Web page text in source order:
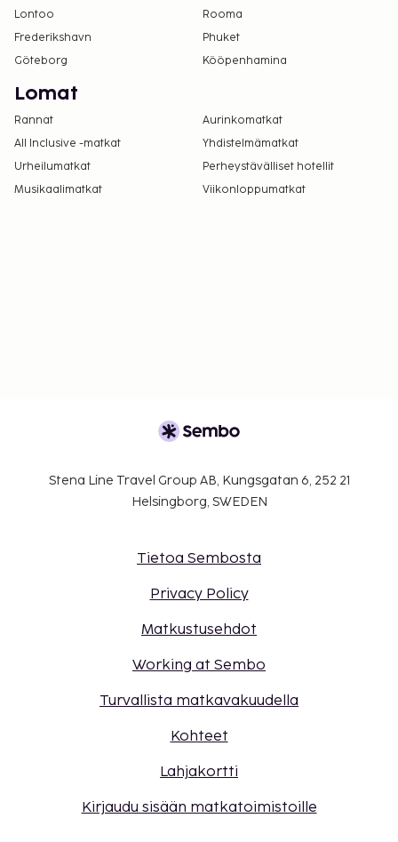
Lontoo
Rooma
Frederikshavn
Phuket
Göteborg
Kööpenhamina
Lomat
Rannat
Aurinkomatkat
All Inclusive -matkat
Yhdistelmämatkat
Urheilumatkat
Perheystävälliset hotellit
Musikaalimatkat
Viikonloppumatkat
Stena Line Travel Group AB, Kungsgatan 6, 252 21
Helsingborg, SWEDEN
Tietoa Sembosta
Privacy Policy
Matkustusehdot
Working at Sembo
Turvallista matkavakuudella
Kohteet
Lahjakortti
Kirjaudu sisään matkatoimistoille